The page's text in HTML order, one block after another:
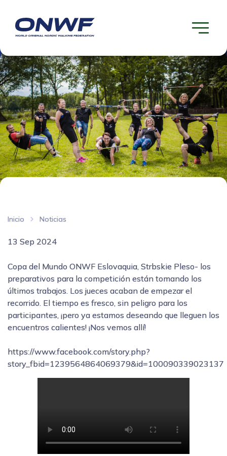
Inicio Noticias
13 Sep 2024
Copa del Mundo ONWF Eslovaquia, Strbskie Pleso- los
preparativos para la competición están tomando los
últimos trabajos. Los jueces acaban de empezar el
recorrido. El tiempo es fresco, sin peligro para los
participantes, ¡pero ya estamos deseando que lleguen los
encuentros calientes! ¡Nos vemos allí!
https://www.facebook.com/story.php?
story_fbid=1239564864069379&id=100090339023137